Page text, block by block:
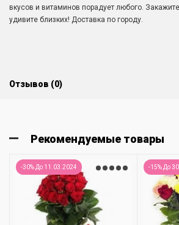
вкусов и витаминов порадует любого.
удивите близких! Доставка по городу.
Отзывов (0)
Рекомендуемые товары
-30% До 11.03.2024 -15% До